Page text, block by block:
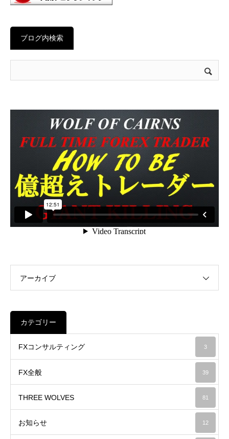
ブログ内検索
アーカイブ
カテゴリー
FXコンサルティング 3
FX全般 39
THREE WOLVES 81
お知らせ 12